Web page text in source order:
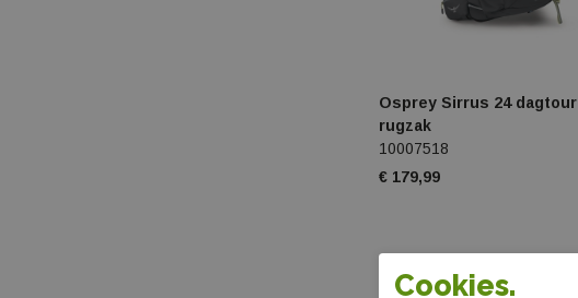
Osprey Sirrus 24 dagtour
rugzak
10007518
€ 179,99
Cookies.